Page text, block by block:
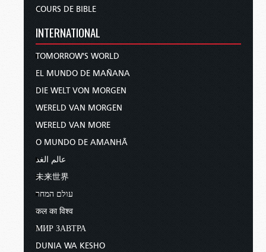
COURS DE BIBLE
INTERNATIONAL
TOMORROW'S WORLD
EL MUNDO DE MAÑANA
DIE WELT VON MORGEN
WERELD VAN MORGEN
WERELD VAN MORE
O MUNDO DE AMANHÃ
عالم الغد
未来世界
עולם המחר
कल का विश्व
МИР ЗАВТРА
DUNIA WA KESHO